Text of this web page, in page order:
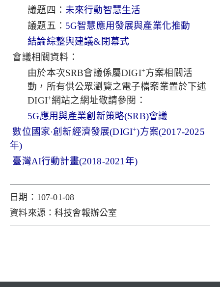
議題四： 未來行動智慧生活
議題五： 5G智慧應用發展與產業化推動
結論綜整與建議&閉幕式
會議相關資料：
由於本次SRB會議係屬DIGI+方案相關活
動，所有供公眾瀏覽之電子檔案業置於下述
DIGI+網站之網址敬請參閱：
5G應用與產業創新策略(SRB)會議
數位國家·創新經濟發展(DIGI+)方案(2017-2025
年)
臺灣AI行動計畫(2018-2021年)
日期：107-01-08
資料來源：科技會報辦公室